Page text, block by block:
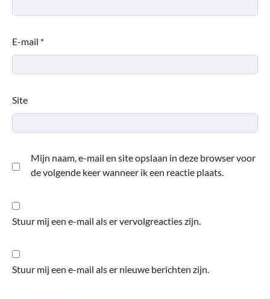
E-mail *
Site
Mijn naam, e-mail en site opslaan in deze browser voor
de volgende keer wanneer ik een reactie plaats.
Stuur mij een e-mail als er vervolgreacties zijn.
Stuur mij een e-mail als er nieuwe berichten zijn.